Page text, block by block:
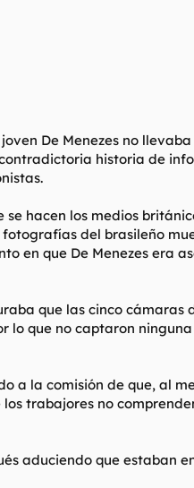
De Menezes no
historia de
hacen los medios
del brasileño
en que De Menezes era
que las cinco cámaras
lo que no captaron
a la comisión de que, al
trabajores no
aduciendo que estaban